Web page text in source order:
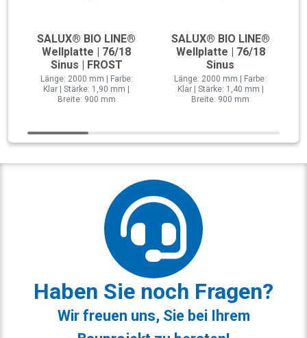
SALUX® BIO LINE®
Wellplatte | 76/18
Sinus | FROST
Länge: 2000 mm | Farbe:
Klar | Stärke: 1,90 mm |
Breite: 900 mm
SALUX® BIO LINE®
Wellplatte | 76/18
Sinus
Länge: 2000 mm | Farbe:
Klar | Stärke: 1,40 mm |
Breite: 900 mm
Haben Sie noch Fragen?
Wir freuen uns, Sie bei Ihrem